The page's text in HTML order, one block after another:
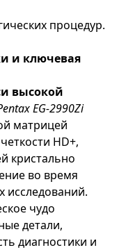
процедур.
и ключевая
высокой
EG-2990Zi
матрицей
HD+,
кристально
во время
исследований.
чудо
детали,
диагностики и